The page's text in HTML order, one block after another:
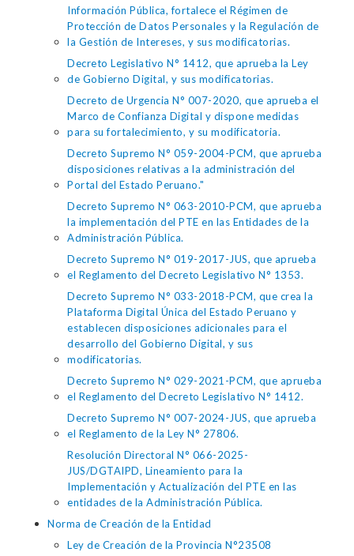
Información Pública, fortalece el Régimen de
Protección de Datos Personales y la Regulación de
la Gestión de Intereses, y sus modificatorias.
Decreto Legislativo N° 1412, que aprueba la Ley
de Gobierno Digital, y sus modificatorias.
Decreto de Urgencia N° 007-2020, que aprueba el
Marco de Confianza Digital y dispone medidas
para su fortalecimiento, y su modificatoria.
Decreto Supremo N° 059-2004-PCM, que aprueba
disposiciones relativas a la administración del
Portal del Estado Peruano."
Decreto Supremo N° 063-2010-PCM, que aprueba
la implementación del PTE en las Entidades de la
Administración Pública.
Decreto Supremo N° 019-2017-JUS, que aprueba
el Reglamento del Decreto Legislativo N° 1353.
Decreto Supremo N° 033-2018-PCM, que crea la
Plataforma Digital Única del Estado Peruano y
establecen disposiciones adicionales para el
desarrollo del Gobierno Digital, y sus
modificatorias.
Decreto Supremo N° 029-2021-PCM, que aprueba
el Reglamento del Decreto Legislativo N° 1412.
Decreto Supremo N° 007-2024-JUS, que aprueba
el Reglamento de la Ley N° 27806.
Resolución Directoral N° 066-2025-
JUS/DGTAIPD, Lineamiento para la
Implementación y Actualización del PTE en las
entidades de la Administración Pública.
Norma de Creación de la Entidad
Ley de Creación de la Provincia N°23508